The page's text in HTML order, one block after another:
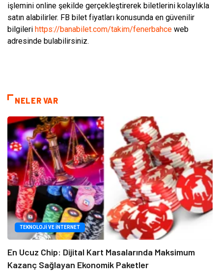
işlemini online şekilde gerçekleştirerek biletlerini kolaylıkla
satın alabilirler. FB bilet fiyatları konusunda en güvenilir
bilgileri https://banabilet.com/takim/fenerbahce web
adresinde bulabilirsiniz.
NELER VAR
TEKNOLOJI VE İNTERNET
En Ucuz Chip: Dijital Kart Masalarında Maksimum
Kazanç Sağlayan Ekonomik Paketler